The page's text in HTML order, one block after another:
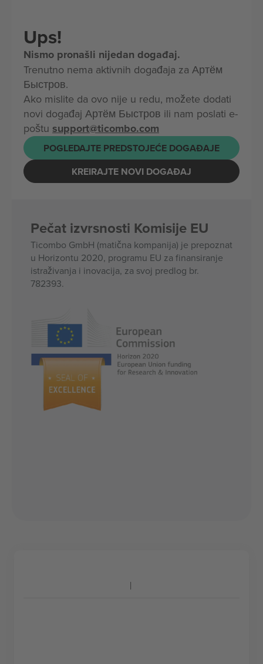
Ups!
Nismo pronašli nijedan događaj.
Trenutno nema aktivnih događaja za Артём
Быстров.
Ako mislite da ovo nije u redu, možete dodati
novi događaj Артём Быстров ili nam poslati e-
poštu support@ticombo.com
POGLEDAJTE PREDSTOJEĆE DOGAĐAJE
KREIRAJTE NOVI DOGAĐAJ
Pečat izvrsnosti Komisije EU
Ticombo GmbH (matična kompanija) je prepoznat
u Horizontu 2020, programu EU za finansiranje
istraživanja i inovacija, za svoj predlog br.
782393.